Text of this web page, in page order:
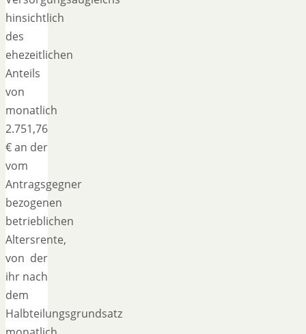
hinsichtlich
des
ehezeitlichen
Anteils
von
monatlich
2.751,76
€ an der
vom
Antragsgegner
bezogenen
betrieblichen
Altersrente,
von der
ihr nach
dem
Halbteilungsgrundsatz